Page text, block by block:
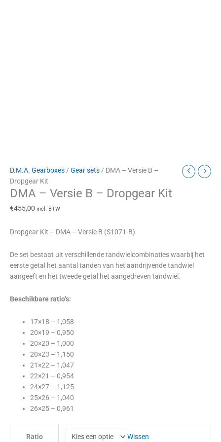
D.M.A. Gearboxes/ Gear sets/ DMA – Versie B –
Dropgear Kit
DMA – Versie B – Dropgear Kit
€455,00 incl. BTW
Dropgear Kit – DMA – Versie B (S1071-B)
De set bestaat uit verschillende tandwielcombinaties waarbij het
eerste getal het aantal tanden van het aandrijvende tandwiel
aangeeft en het tweede getal het aangedreven tandwiel.
Beschikbare ratio’s:
17×18 – 1,058
20×19 – 0,950
20×20 – 1,000
20×23 – 1,150
21×22 – 1,047
22×21 – 0,954
24×27 – 1,125
25×26 – 1,040
26×25 – 0,961
Ratio Wissen